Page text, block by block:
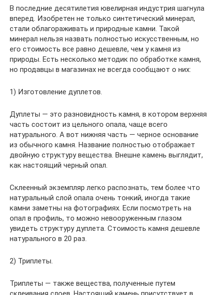
В последние десятилетия ювелирная индустрия шагнула
вперед. Изобретен не только синтетический минерал,
стали облагораживать и природные камни. Такой
минерал нельзя назвать полностью искусственным, но
его стоимость все равно дешевле, чем у камня из
природы. Есть несколько методик по обработке камня,
но продавцы в магазинах не всегда сообщают о них:
1) Изготовление дуплетов.
Дуплеты — это разновидность камня, в котором верхняя
часть состоит из цельного опала, чаще всего
натурального. А вот нижняя часть — черное основание
из обычного камня. Название полностью отображает
двойную структуру вещества. Внешне камень выглядит,
как настоящий черный опал.
Склеенный экземпляр легко распознать, тем более что
натуральный слой опала очень тонкий, иногда такие
камни заметны на фотографиях. Если посмотреть на
опал в профиль, то можно невооруженным глазом
увидеть структуру дуплета. Стоимость камня дешевле
натурального в 20 раз.
2) Триплеты.
Триплеты — также вещества, полученные путем